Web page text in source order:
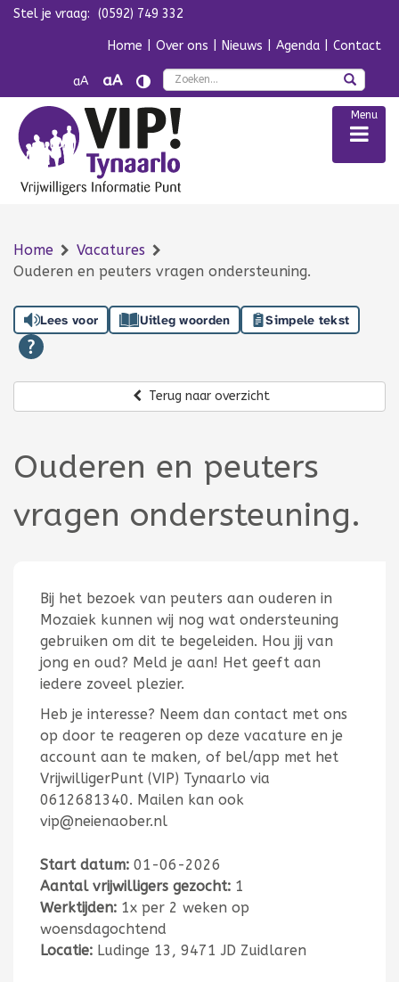
Navigatie overslaan
Stel je vraag: (0592) 749 332
Home Over ons Nieuws Agenda Contact
aA aA
Menu
Home
Vacatures
Ouderen en peuters vragen ondersteuning.
Lees voor Uitleg woorden Simpele tekst
Terug naar overzicht
Ouderen en peuters
vragen ondersteuning.
Bij het bezoek van peuters aan ouderen in
Mozaiek kunnen wij nog wat ondersteuning
gebruiken om dit te begeleiden. Hou jij van
jong en oud? Meld je aan! Het geeft aan
iedere zoveel plezier.
Heb je interesse? Neem dan contact met ons
op door te reageren op deze vacature en je
account aan te maken, of bel/app met het
VrijwilligerPunt (VIP) Tynaarlo via
0612681340. Mailen kan ook
vip@neienaober.nl
Start datum: 01-06-2026
Aantal vrijwilligers gezocht: 1
Werktijden: 1x per 2 weken op
woensdagochtend
Locatie: Ludinge 13, 9471 JD Zuidlaren